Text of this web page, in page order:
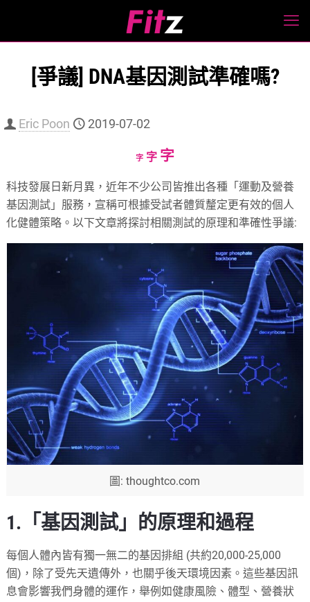
[爭議] DNA基因測試準確嗎?
Eric Poon 2019-07-02
字Decrease
size.
字Reset
size.
字Increase
size.
科技發展日新月異，近年不少公司皆推出各種「運動及營養
基因測試」服務，宣稱可根據受試者體質釐定更有效的個人
化健體策略。以下文章將探討相關測試的原理和準確性爭議:
圖: thoughtco.com
1.「基因測試」的原理和過程
每個人體內皆有獨一無二的基因排組 (共約20,000-25,000
個)，除了受先天遺傳外，也關乎後天環境因素。這些基因訊
息會影響我們身體的運作，舉例如健康風險、體型、營養狀